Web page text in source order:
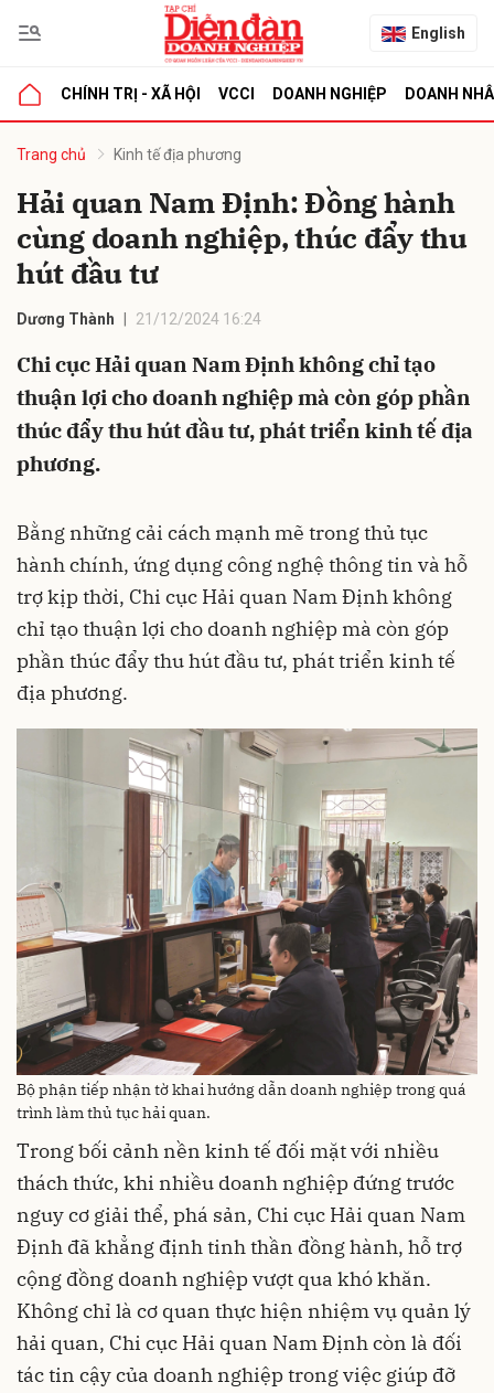
English
CHÍNH TRỊ - XÃ HỘI VCCI DOANH NGHIỆP DOANH
Trang chủ Kinh tế địa phương
Hải quan Nam Định: Đồng hành
cùng doanh nghiệp, thúc đẩy thu
hút đầu tư
Dương Thành 21/12/2024 16:24
Chi cục Hải quan Nam Định không chỉ tạo
thuận lợi cho doanh nghiệp mà còn góp phần
thúc đẩy thu hút đầu tư, phát triển kinh tế địa
phương.
Bằng những cải cách mạnh mẽ trong thủ tục
hành chính, ứng dụng công nghệ thông tin và hỗ
trợ kịp thời, Chi cục Hải quan Nam Định không
chỉ tạo thuận lợi cho doanh nghiệp mà còn góp
phần thúc đẩy thu hút đầu tư, phát triển kinh tế
địa phương.
Bộ phận tiếp nhận tờ khai hướng dẫn doanh nghiệp trong quá
trình làm thủ tục hải quan.
Trong bối cảnh nền kinh tế đối mặt với nhiều
thách thức, khi nhiều doanh nghiệp đứng trước
nguy cơ giải thể, phá sản, Chi cục Hải quan Nam
Định đã khẳng định tinh thần đồng hành, hỗ trợ
cộng đồng doanh nghiệp vượt qua khó khăn.
Không chỉ là cơ quan thực hiện nhiệm vụ quản lý
hải quan, Chi cục Hải quan Nam Định còn là đối
tác tin cậy của doanh nghiệp trong việc giúp đỡ
luận
Hủy